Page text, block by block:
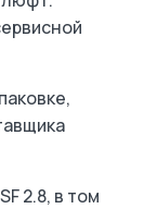
2.8, в том